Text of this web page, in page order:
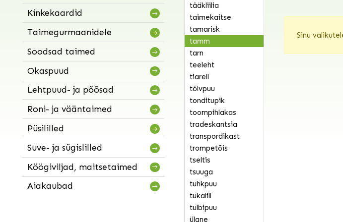
Kinkekaardid
Taimegurmaanidele
Soodsad taimed
Okaspuud
Lehtpuud- ja põõsad
Roni- ja vääntaimed
Püsililled
Suve- ja sügislilled
Köögiviljad, maitsetaimed
Aiakaubad
tääkliilia
taimekaitse
tamarisk
tamm
tarn
teeleht
tiarell
tõlvpuu
tonditupik
toompihlakas
tradeskantsia
transpordikast
trompetõis
tseltis
tsuuga
tuhkpuu
tukalill
tulbipuu
ülane
Sinu